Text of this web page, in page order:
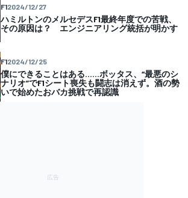
F12024/12/27
ハミルトンのメルセデスF1最終年度での苦戦、
その原因は？ エンジニアリング統括が明かす
F12024/12/25
僕にできることはある……ボッタス、“最悪のシ
ナリオ”でF1シート喪失も闘志は消えず。酒の勢
いで始めたおバカ挑戦で再認識